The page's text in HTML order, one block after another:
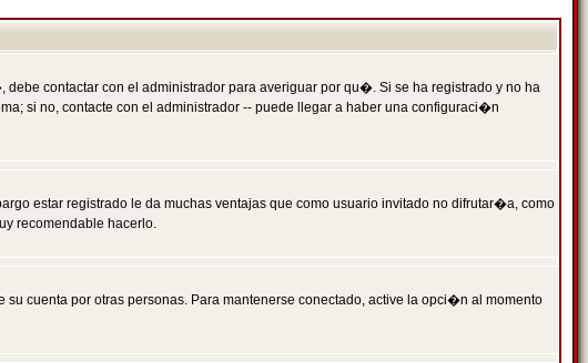
contactar con el administrador para averiguar por qu�. Si se ha registrado y no ha
si no, contacte con el administrador -- puede llegar a haber una configuraci�n
estar registrado le da muchas ventajas que como usuario invitado no difrutar�a, como
recomendable hacerlo.
cuenta por otras personas. Para mantenerse conectado, active la opci�n al momento